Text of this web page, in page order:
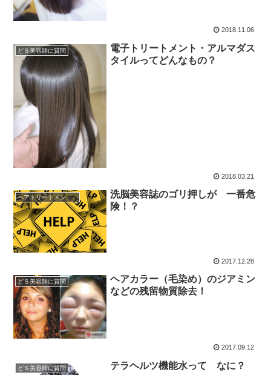
2018.11.06
どＳ美容師に質問
電子トリートメント・アルマダス
タイルってどんなもの？
2018.03.21
ヘアトリートメントの真実
洗脳美容誌のゴリ押しが 一番危
険！？
2017.12.28
どＳ美容師に質問
ヘアカラー（毛染め）のジアミン
などの残留物質除去！
2017.09.12
どＳ美容師に質問 テラヘルツ機能水って なに？